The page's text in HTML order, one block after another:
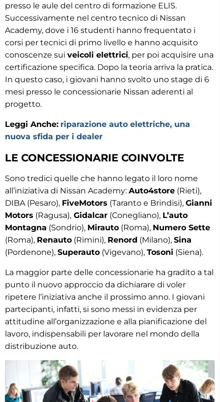
presso le aule del centro di formazione ELIS.
Successivamente nel centro tecnico di Nissan
Academy, dove i 16 studenti hanno frequentato i
corsi per tecnici di primo livello e hanno acquisito
conoscenze sui veicoli elettrici, per poi acquisire una
certificazione specifica. Dopo la teoria arriva la pratica.
In questo caso, i giovani hanno svolto uno stage di 6
mesi presso le concessionarie Nissan aderenti al
progetto.
Leggi Anche: riparazione auto elettriche, una
nuova sfida per i dealer
LE CONCESSIONARIE COINVOLTE
Sono tredici quelle che hanno legato il loro nome
all’iniziativa di Nissan Academy: Auto4store (Rieti),
DIBA (Pesaro), FiveMotors (Taranto e Brindisi), Gianni
Motors (Ragusa), Gidalcar (Conegliano), L’auto
Montagna (Sondrio), Mirauto (Roma), Numero Sette
(Roma), Renauto (Rimini), Renord (Milano), Sina
(Pordenone), Superauto (Vigevano), Tosoni (Siena).
La maggior parte delle concessionarie ha gradito a tal
punto il nuovo approccio da dichiarare di voler
ripetere l’iniziativa anche il prossimo anno. I giovani
partecipanti, infatti, si sono messi in evidenza per
attitudine all’organizzazione e alla pianificazione del
lavoro, indispensabili per lavorare nel mondo della
distribuzione auto.